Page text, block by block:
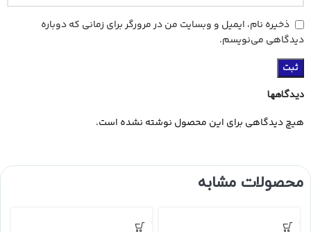
دیدگاهها
هیچ دیدگاهی برای این محصول نوشته نشده است.
ذخیره نام، ایمیل و وبسایت من در مرورگر برای زمانی که دوباره
دیدگاهی می‌نویسم.
محصولات مشابه